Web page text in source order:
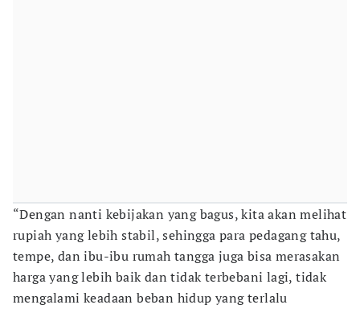
“Dengan nanti kebijakan yang bagus, kita akan melihat
rupiah yang lebih stabil, sehingga para pedagang tahu,
tempe, dan ibu-ibu rumah tangga juga bisa merasakan
harga yang lebih baik dan tidak terbebani lagi, tidak
mengalami keadaan beban hidup yang terlalu